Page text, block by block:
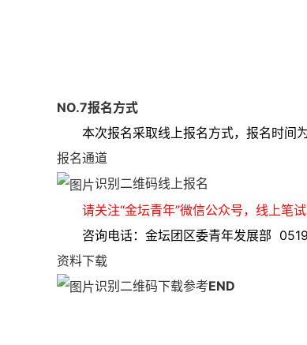
NO.7报名方式
本次报名采取线上报名方式， 报名时间
报名通道
识别二维码线上报名
请关注“金坛青年”微信公众号，线上笔
咨询电话：金坛团区委青年发展部
资料下载
识别二维码下载参考END